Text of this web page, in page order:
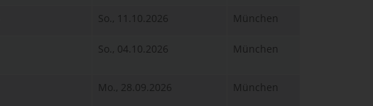
So., 11.10.2026 München
So., 04.10.2026 München
Mo., 28.09.2026 München